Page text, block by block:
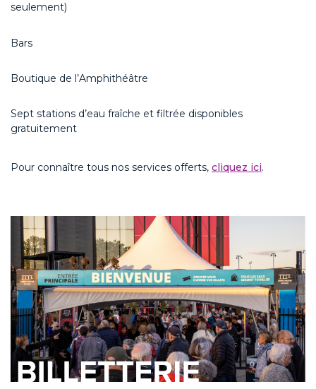
seulement)
Bars
Boutique de l’Amphithéâtre
Sept stations d’eau fraîche et filtrée disponibles
gratuitement
Pour connaître tous nos services offerts, cliquez ici.